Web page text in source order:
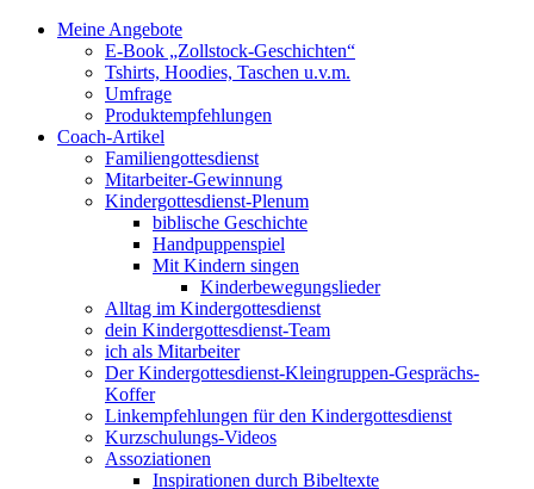
Meine Angebote
E-Book „Zollstock-Geschichten“
Tshirts, Hoodies, Taschen u.v.m.
Umfrage
Produktempfehlungen
Coach-Artikel
Familiengottesdienst
Mitarbeiter-Gewinnung
Kindergottesdienst-Plenum
biblische Geschichte
Handpuppenspiel
Mit Kindern singen
Kinderbewegungslieder
Alltag im Kindergottesdienst
dein Kindergottesdienst-Team
ich als Mitarbeiter
Der Kindergottesdienst-Kleingruppen-Gesprächs-
Koffer
Linkempfehlungen für den Kindergottesdienst
Kurzschulungs-Videos
Assoziationen
Inspirationen durch Bibeltexte